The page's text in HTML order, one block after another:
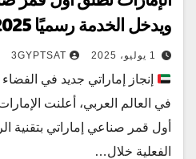
ويدخل الخدمة رسميًا 2025.
1 يوليو، 2025 3GYPTSAT
إنجاز إماراتي جديد في
في العالم العربي، أعلنت
الفعلية خلال…